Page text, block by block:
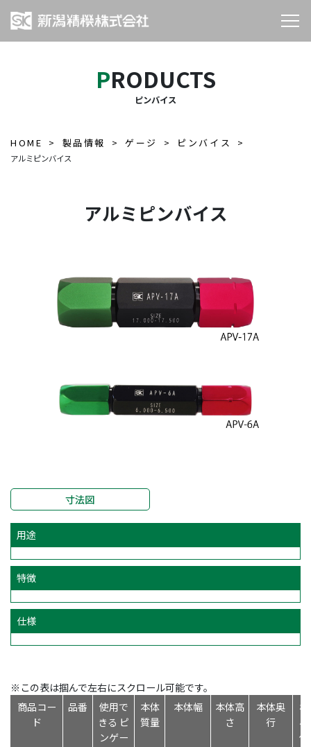
PRODUCTS
ピンバイス
HOME 製品情報 ゲージ ピンバイス
アルミピンバイス
アルミピンバイス
寸法図
用途
特徴
仕様
※この表は掴んで左右にスクロール可能です。
商品コー
ド
品番
使用で
きる ピ
ンゲー
本体
質量
本体幅
本体高
さ
本体奥
行